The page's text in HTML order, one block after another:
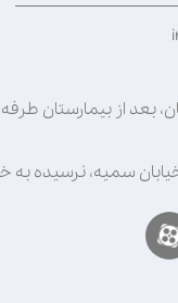
بعد از بیمارستان
سمیه، نرسیده به